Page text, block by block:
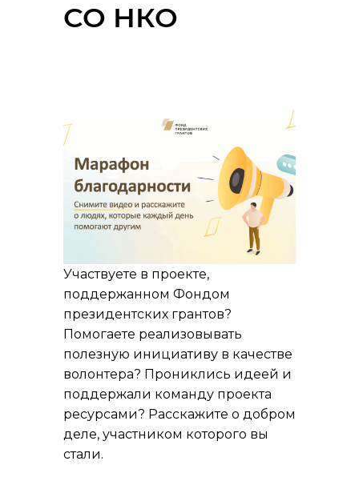
СО НКО
Участвуете в проекте,
поддержанном Фондом
президентских грантов?
Помогаете реализовывать
полезную инициативу в качестве
волонтера? Прониклись идеей и
поддержали команду проекта
ресурсами? Расскажите о добром
деле, участником которого вы
стали.